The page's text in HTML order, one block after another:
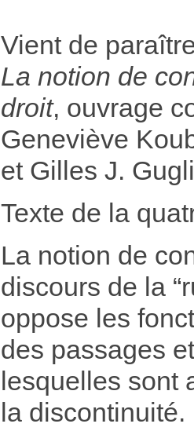
Vient de
La notion de
droit, ouvrage
Geneviève
et Gilles J.
Texte de la
La notion de
discours de la
oppose les
des passages
lesquelles sont
la discontinuité.